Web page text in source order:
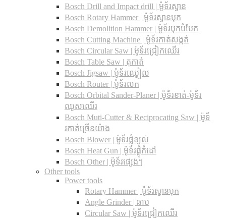
Bosch Drill and Impact drill | ម៉ូទ័រស្វាន
Bosch Rotary Hammer | ម៉ូទ័រស្វានបុក
Bosch Demolition Hammer | ម៉ូទ័របុកបំបែក
Bosch Cutting Machine | ម៉ូទ័រកាត់សង្កត់
Bosch Circular Saw | ម៉ូទ័រជ្រៀកឈើរ
Bosch Table Saw | តុកាត់
Bosch Jigsaw | ម៉ូទ័រឈ្វៀល
Bosch Router | ម៉ូទ័រលក
Bosch Orbital Sander-Planer​ | ម៉ូទ័រខាត់-ម៉ូទ័រ
ឈូសឈើរ
Bosch Muti-Cutter & Reciprocating Saw​ | ម៉ូទ័
រកាត់ច្រើនយ៉ាង
Bosch Blower | ម៉ូទ័រផ្លុំខ្យល់
Bosch Heat Gun | ម៉ូទ័រផ្លុំកំដៅ
Bosch Other | ម៉ូទ័រផ្សេងៗ
Other tools
Power tools
Rotary Hammer | ម៉ូទ័រស្វានបុក
Angle Grinder | ឆាប
Circular Saw​ | ម៉ូទ័រជ្រៀកឈើរ